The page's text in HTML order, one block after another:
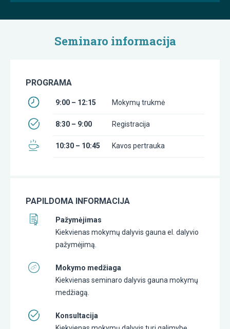
Seminaro informacija
PROGRAMA
9:00 – 12:15 Mokymų trukmė
8:30 – 9:00 Registracija
10:30 – 10:45 Kavos pertrauka
PAPILDOMA INFORMACIJA
Pažymėjimas
Kiekvienas mokymų dalyvis gauna el. dalyvio
pažymėjimą.
Mokymo medžiaga
Kiekvienas seminaro dalyvis gauna mokymų
medžiagą.
Konsultacija